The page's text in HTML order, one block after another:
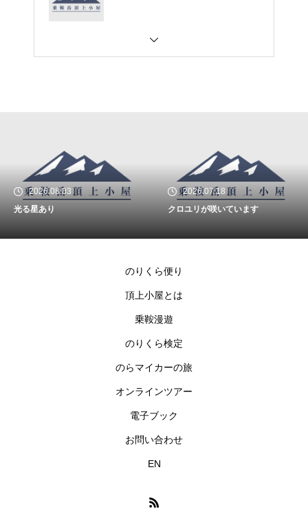
2026.08.03
光る星あり
2026.07.18
クロユリが咲いています
のりくら便り
頂上小屋とは
乗鞍漫遊
のりくら検定
のらマイカーの旅
オンラインツアー
電子ブック
お問い合わせ
EN